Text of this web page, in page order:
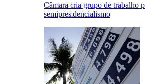
Câmara cria grupo de trabalho
semipresidencialismo